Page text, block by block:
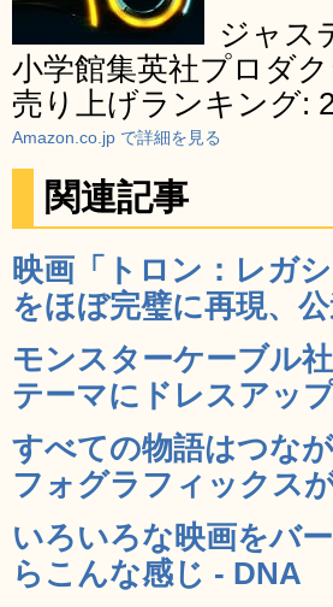
ジャス
小学館集英社プロダ
売り上げランキング:
Amazon.co.jp で詳細を見る
関連記事
映画「トロン：レガ
をほぼ完璧に再現、
モンスターケーブル
テーマにドレスアッ
すべての物語はつな
フォグラフィックス
いろいろな映画をバ
らこんな感じ - DNA